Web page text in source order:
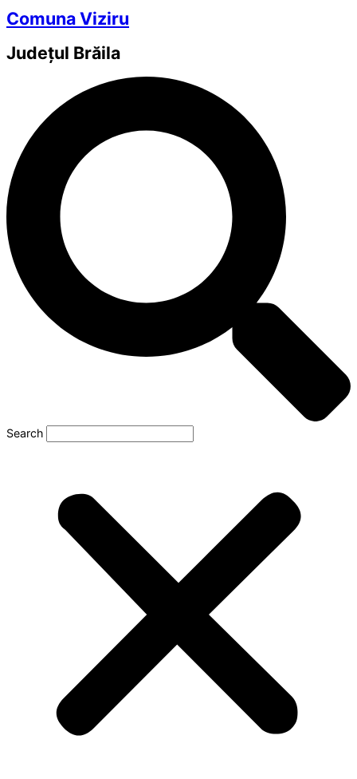
Comuna Viziru
Județul Brăila
Search